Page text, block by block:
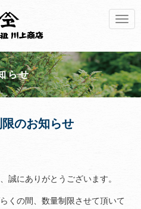
らせ
のお知らせ
誠にありがとうございます。
くの間、数量制限させて頂いて